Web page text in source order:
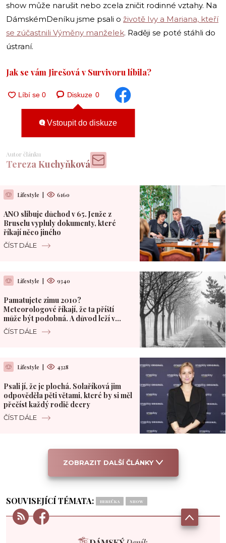
show může narušit nebo zcela zničit rodinné vztahy. Na
DámskémDeníku jsme psali o životě Ivy a Mariana, kteří
se zúčastnili Výměny manželek. Raději se poté stáhli do
ústraní.
Jak se vám Jirešová v Survivoru líbila?
Diskuze 0
Vstoupit do diskuze
Autor článku
Tereza Kuchyňková
Lifestyle | 6160
ANO slibuje důchod v 65. Jenže z
Bruselu vypluly dokumenty, které
říkají něco jiného
ČÍST DÁLE
Lifestyle | 9340
Pamatujete zimu 2010?
Meteorologové říkají, že ta příští
může být podobná. A důvod leží v
Pacifiku
ČÍST DÁLE
Lifestyle | 4328
Psali jí, že je plochá. Solaříková jim
odpověděla pěti větami, které by si měl
přečíst každý rodič dcery
ČÍST DÁLE
ZOBRAZIT DALŠÍ ČLÁNKY
SOUVISEJÍCÍ TÉMATA: HEREČKA SHOW